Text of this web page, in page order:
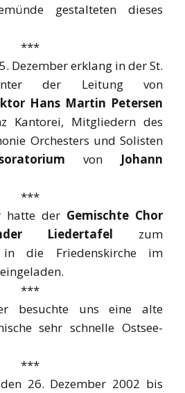
gestalteten dieses
***
Dezember erklang in der St.
unter der Leitung von
Hans Martin Petersen
Kantorei, Mitgliedern des
Orchesters und Solisten
von Johann
***
hatte der Gemischte Chor
Liedertafel zum
in die Friedenskirche im
***
besuchte uns eine alte
sehr schnelle Ostsee-
***
26. Dezember 2002 bis